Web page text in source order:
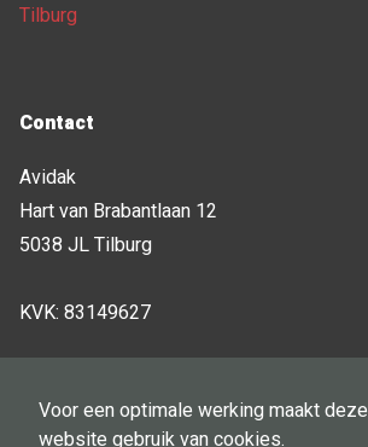
Voor een optimale werking maakt deze
website gebruik van cookies.
Tilburg
Contact
Avidak
Hart van Brabantlaan 12
5038 JL Tilburg
KVK: 83149627
[E]sales@avidak.nl